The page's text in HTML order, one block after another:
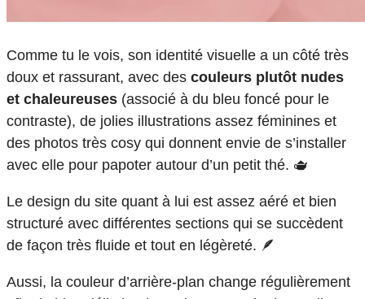
Comme tu le vois, son identité visuelle a un côté très
doux et rassurant, avec des couleurs plutôt nudes
et chaleureuses (associé à du bleu foncé pour le
contraste), de jolies illustrations assez féminines et
des photos très cosy qui donnent envie de s’installer
avec elle pour papoter autour d’un petit thé. 🫖
Le design du site quant à lui est assez aéré et bien
structuré avec différentes sections qui se succèdent
de façon très fluide et tout en légèreté. 🪶
Aussi, la couleur d’arrière-plan change régulièrement